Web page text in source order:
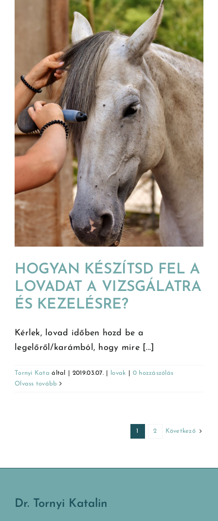
HOGYAN KÉSZÍTSD FEL A
LOVADAT A VIZSGÁLATRA
ÉS KEZELÉSRE?
Kérlek, lovad időben hozd be a
legelőről/karámból, hogy mire [...]
Tornyi Kata által 2019.03.07. lovak
0 hozzászólás
Olvass tovább
1 2 Következő
Dr. Tornyi Katalin